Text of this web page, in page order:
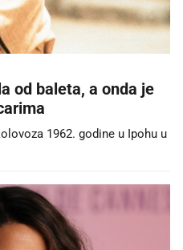
od baleta, a onda je
1962. godine u Ipohu u